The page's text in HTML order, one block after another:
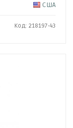
США
Код: 218197-43